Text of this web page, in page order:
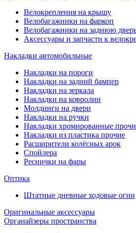
Велокрепления на крышу
Велобагажники на фаркоп
Велобагажники на заднюю
Аксессуары и запчасти к
Накладки автомобильные
Накладки на пороги
Накладки на задний бампер
Накладки на зеркала
Накладки на ковролин
Молдинги на двери
Накладки на ручки
Накладки хромированные
Накладки из пластика прочие
Расширители колёсных арок
Спойлера
Реснички на фары
Оптика
Штатные дневные ходовые огни
Оригинальные аксессуары
Органайзеры пространства